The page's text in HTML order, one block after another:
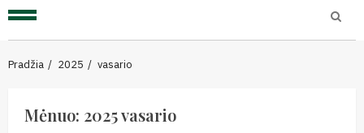
Primary
Pradžia 2025 vasario
Mėnuo: 2025 vasario